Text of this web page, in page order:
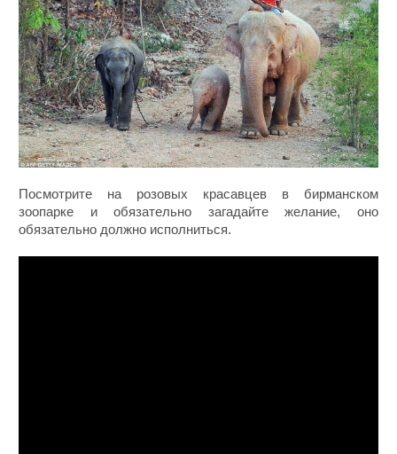
Посмотрите на розовых красавцев в бирманском
зоопарке и обязательно загадайте желание, оно
обязательно должно исполниться.